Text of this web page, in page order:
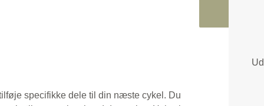
specifikke dele til din næste cykel. Du